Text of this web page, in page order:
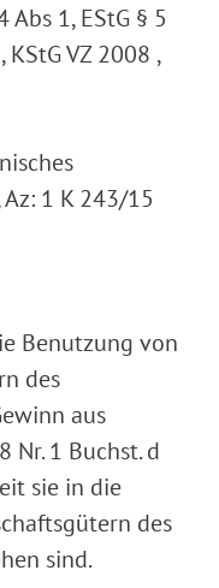
Abs 1, EStG § 5
KStG VZ 2008 ,
1 K 243/15
Benutzung von
des
aus
Nr. 1 Buchst. d
sie in die
des
sind.